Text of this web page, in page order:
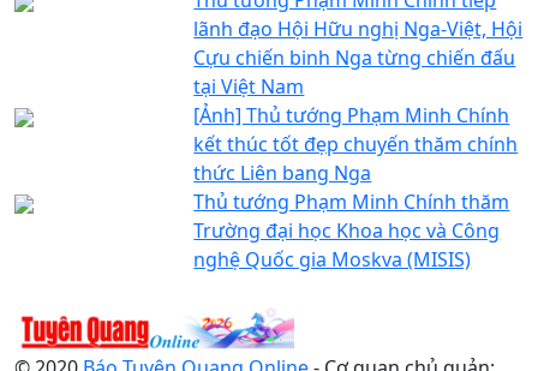
lãnh đạo Hội Hữu nghị Nga-Việt, Hội
Cựu chiến binh Nga từng chiến đấu
tại Việt Nam
[Ảnh] Thủ tướng Phạm Minh Chính
kết thúc tốt đẹp chuyến thăm chính
thức Liên bang Nga
Thủ tướng Phạm Minh Chính thăm
Trường đại học Khoa học và Công
nghệ Quốc gia Moskva (MISIS)